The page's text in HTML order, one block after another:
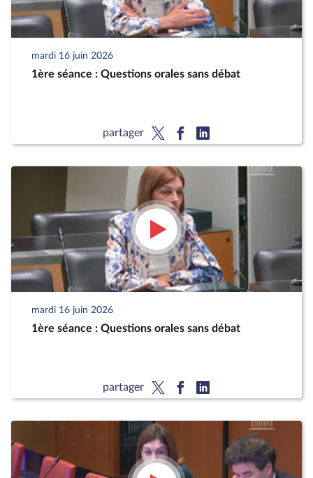
mardi 16 juin 2026
1ère séance : Questions orales sans débat
partager
mardi 16 juin 2026
1ère séance : Questions orales sans débat
partager